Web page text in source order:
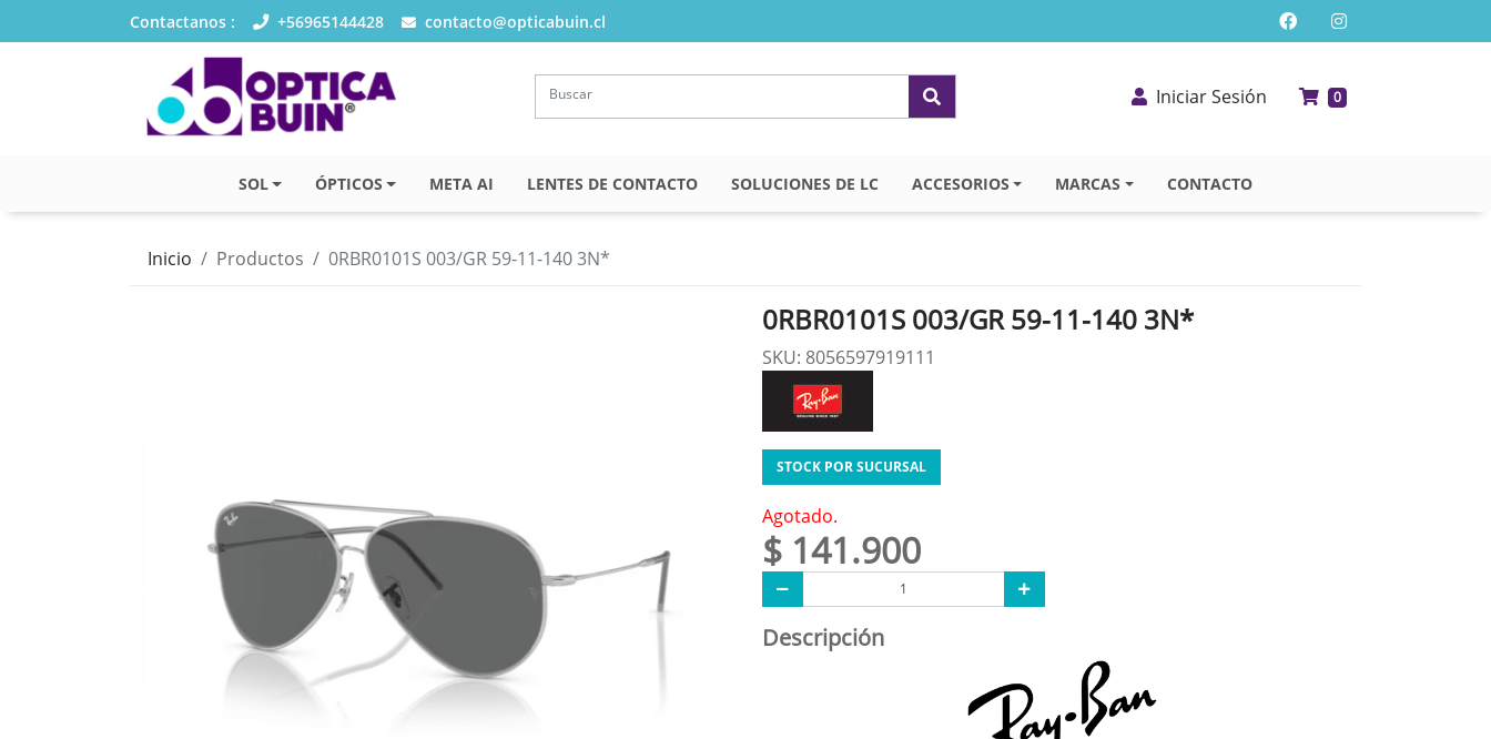
Contactanos : +56965144428 contacto@opticabuin.cl
Iniciar Sesión 0
SOL ÓPTICOS META AI LENTES DE CONTACTO SOLUCIONES DE LC ACCESORIOS MARCAS CONTACTO
Inicio Productos 0RBR0101S 003/GR 59-11-140 3N*
0RBR0101S 003/GR 59-11-140 3N*
SKU: 8056597919111
STOCK POR SUCURSAL
Agotado.
$ 141.900
Descripción